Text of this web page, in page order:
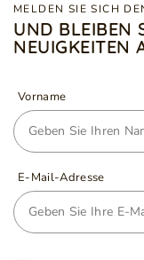
MELDEN SIE SICH
UND BLEIBEN
NEUIGKEITEN
Vorname
E-Mail-Adresse